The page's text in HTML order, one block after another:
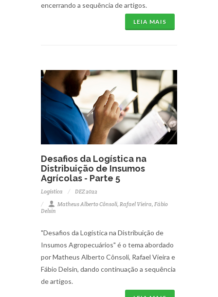
encerrando a sequência de artigos.
LEIA MAIS
Desafios da Logística na
Distribuição de Insumos
Agrícolas - Parte 5
Logística
DEZ 2022
Matheus Alberto Cônsoli, Rafael Vieira, Fábio
Delsin
"Desafios da Logística na Distribuição de
Insumos Agropecuários" é o tema abordado
por Matheus Alberto Cônsoli, Rafael Vieira e
Fábio Delsin, dando continuação a sequência
de artigos.